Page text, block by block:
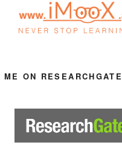
ME ON RESEARCHGATE